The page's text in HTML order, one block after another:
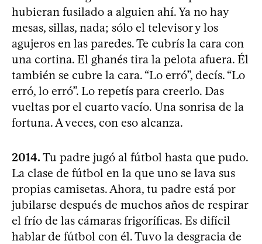
hubieran fusilado a alguien ahí. Ya no hay
mesas, sillas, nada; sólo el televisor y los
agujeros en las paredes. Te cubrís la cara con
una cortina. El ghanés tira la pelota afuera. Él
también se cubre la cara. “Lo erró”, decís. “Lo
erró, lo erró”. Lo repetís para creerlo. Das
vueltas por el cuarto vacío. Una sonrisa de la
fortuna. A veces, con eso alcanza.
2014. Tu padre jugó al fútbol hasta que pudo.
La clase de fútbol en la que uno se lava sus
propias camisetas. Ahora, tu padre está por
jubilarse después de muchos años de respirar
el frío de las cámaras frigoríficas. Es difícil
hablar de fútbol con él. Tuvo la desgracia de